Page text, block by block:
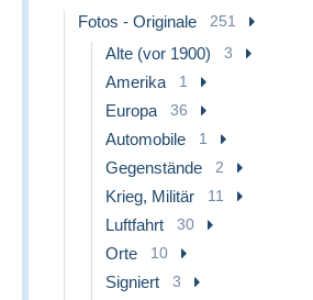
Fotos - Originale 251
Alte (vor 1900) 3
Amerika 1
Europa 36
Automobile 1
Gegenstände 2
Krieg, Militär 11
Luftfahrt 30
Orte 10
Signiert 3